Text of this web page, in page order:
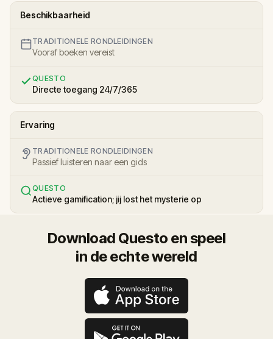
Beschikbaarheid
TRADITIONELE RONDLEIDINGEN
Vooraf boeken vereist
QUESTO
Directe toegang 24/7/365
Ervaring
TRADITIONELE RONDLEIDINGEN
Passief luisteren naar een gids
QUESTO
Actieve gamification; jij lost het mysterie op
Download Questo en speel
in de echte wereld